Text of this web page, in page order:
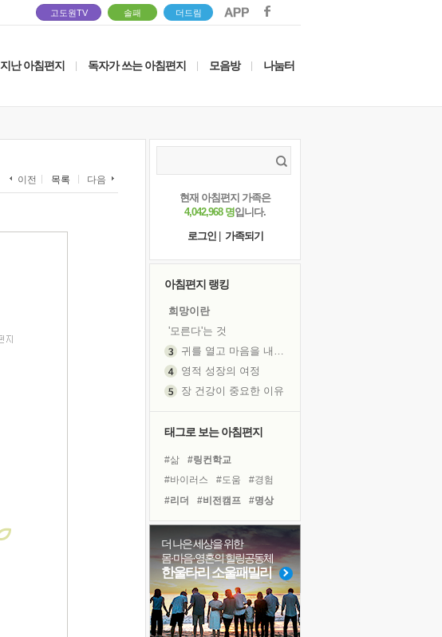
고도원TV 솔패 더드림
지난 아침편지 독자가 쓰는 아침편지 모음방 나눔터
이전 목록 다음
현재 아침편지 가족은
4,042,968 명입니다.
로그인
가족되기
아침편지 랭킹
희망이란
'모른다'는 것
귀를 열고 마음을 내어주고
영적 성장의 여정
장 건강이 중요한 이유
흙이 된 몸으로 출근하는 여자
꿈이 실제가 되는 것
'말 타는 법'을 먼저
졸업식 사진을 보며
아픈 아버지를 위한 공간 설계
극심한 변비, 어깨결림, 수면 장애
보고 싶은 어머니
태그로 보는 아침편지
#삶
#링컨학교
#바이러스
#도움
#경험
#리더
#비전캠프
#명상
#위기
#힐링
#선택
#사람
#독서
#면역력
#친구
#아이들
#계획
#다짐
#독서캠프
#건강
#유튜브
더 나은 세상을 위한
몸·마음·영혼의 힐링공동체
한울타리 소울패밀리